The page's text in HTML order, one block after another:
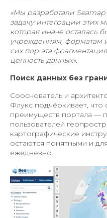
«Мы разработали
задачу интеграции этих
которая иначе осталась
учреждениям, форматам
сих пор эта
ценность данных».
Поиск данных без
Сооснователь и
Флукс подчёркивает, что
преимуществ портала —
пользователей
картографические
остаются понятными и
ежедневно.